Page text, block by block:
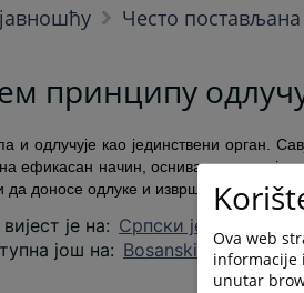
Често
принципу
и одлучује као јединствени орган.
ефикасан начин, оснивати комисије
доносе одлуке и извршавају задатке
је на: Српски језик
још на: Bosanski jezik
Ova web
informacije
unutar